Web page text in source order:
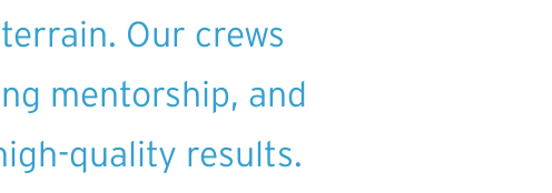
Our crews
mentorship, and
quality results.